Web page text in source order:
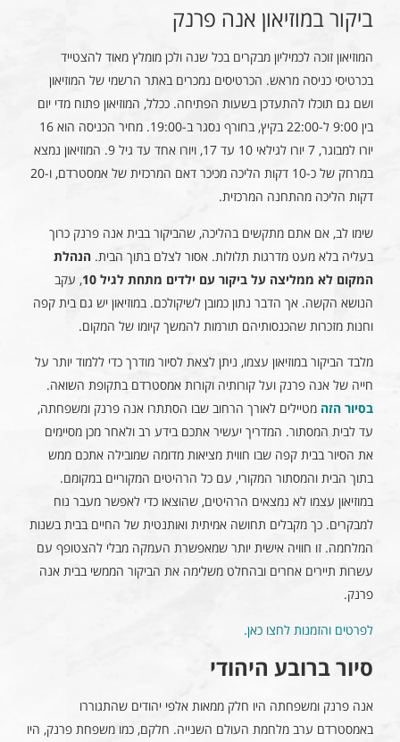
ביקור במוזיאון אנה פרנק
המוזיאון זוכה לכמיליון מבקרים בכל שנה ולכן מומלץ מאוד להצטייד
בכרטיסי כניסה מראש. הכרטיסים נמכרים באתר הרשמי של המוזיאון
ושם גם תוכלו להתעדכן בשעות הפתיחה. ככלל, המוזיאון פתוח מדי יום
בין 9:00 ל-22:00 בקיץ, בחורף נסגר ב-19:00. מחיר הכניסה הוא 16
יורו למבוגר, 7 יורו לגילאי 10 עד 17, ויורו אחד עד גיל 9. המוזיאון נמצא
במרחק של כ-10 דקות הליכה מכיכר דאם המרכזית של אמסטרדם, ו-20
דקות הליכה מהתחנה המרכזית.
שימו לב, אם אתם מתקשים בהליכה, שהביקור בבית אנה פרנק כרוך
בעליה בלא מעט מדרגות תלולות. אסור לצלם בתוך הבית. הנהלת
המקום לא ממליצה על ביקור עם ילדים מתחת לגיל 10
, עקב
הנושא הקשה. אך הדבר נתון כמובן לשיקולכם. במוזיאון יש גם בית קפה
וחנות מזכרות שהכנסותיהם תורמות להמשך קיומו של המקום.
מלבד הביקור במוזיאון עצמו, ניתן לצאת לסיור מודרך כדי ללמוד יותר על
חייה של אנה פרנק ועל קורותיה וקורות אמסטרדם בתקופת השואה.
בסיור הזה מטיילים לאורך הרחוב שבו הסתתרו אנה פרנק ומשפחתה,
עד לבית המסתור. המדריך יעשיר אתכם בידע רב ולאחר מכן מסיימים
את הסיור בבית קפה שבו חווית מציאות מדומה שמובילה אתכם ממש
בתוך הבית והמסתור המקורי, עם כל הרהיטים המקוריים במקומם.
במוזיאון עצמו לא נמצאים הרהיטים, שהוצאו כדי לאפשר מעבר נוח
למבקרים. כך מקבלים תחושה אמיתית ואותנטית של החיים בבית בשנות
המלחמה. זו חוויה אישית יותר שמאפשרת העמקה מבלי להצטופף עם
עשרות תיירים אחרים ובהחלט משלימה את הביקור הממשי בבית אנה
פרנק.
לפרטים והזמנות לחצו כאן.
סיור ברובע היהודי
אנה פרנק ומשפחתה היו חלק ממאות אלפי יהודים שהתגוררו
באמסטרדם ערב מלחמת העולם השנייה. חלקם, כמו משפחת פרנק, היו